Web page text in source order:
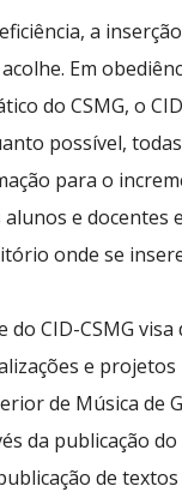
a
Em
do CSMG, o
possível,
para o
e docentes
onde se
do CID-CSMG
e
de Música de
da publicação
de